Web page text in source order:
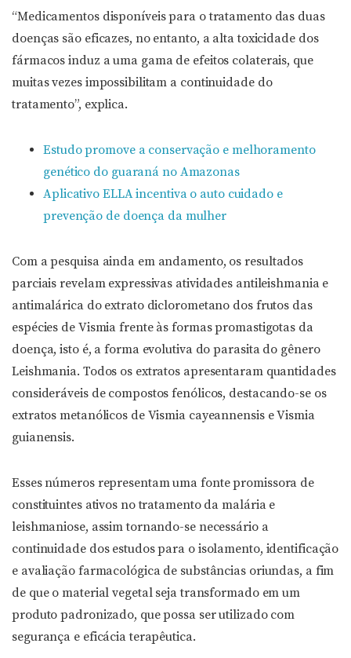
“Medicamentos disponíveis para o tratamento das duas
doenças são eficazes, no entanto, a alta toxicidade dos
fármacos induz a uma gama de efeitos colaterais, que
muitas vezes impossibilitam a continuidade do
tratamento”, explica.
Estudo promove a conservação e melhoramento
genético do guaraná no Amazonas
Aplicativo ELLA incentiva o auto cuidado e
prevenção de doença da mulher
Com a pesquisa ainda em andamento, os resultados
parciais revelam expressivas atividades antileishmania e
antimalárica do extrato diclorometano dos frutos das
espécies de Vismia frente às formas promastigotas da
doença, isto é, a forma evolutiva do parasita do gênero
Leishmania. Todos os extratos apresentaram quantidades
consideráveis de compostos fenólicos, destacando-se os
extratos metanólicos de Vismia cayeannensis e Vismia
guianensis.
Esses números representam uma fonte promissora de
constituintes ativos no tratamento da malária e
leishmaniose, assim tornando-se necessário a
continuidade dos estudos para o isolamento, identificação
e avaliação farmacológica de substâncias oriundas, a fim
de que o material vegetal seja transformado em um
produto padronizado, que possa ser utilizado com
segurança e eficácia terapêutica.